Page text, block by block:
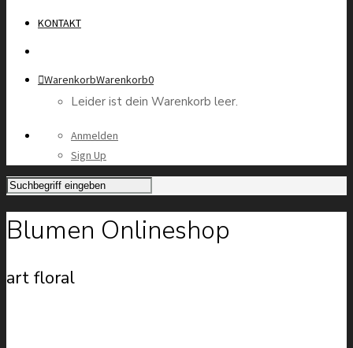
KONTAKT
WarenkorbWarenkorb0
Leider ist dein Warenkorb leer.
Anmelden
Sign Up
Blumen Onlineshop
art floral